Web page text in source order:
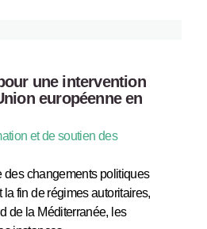
une intervention
européenne en
et de soutien des
des changements politiques
fin de régimes autoritaires,
de la Méditerranée, les